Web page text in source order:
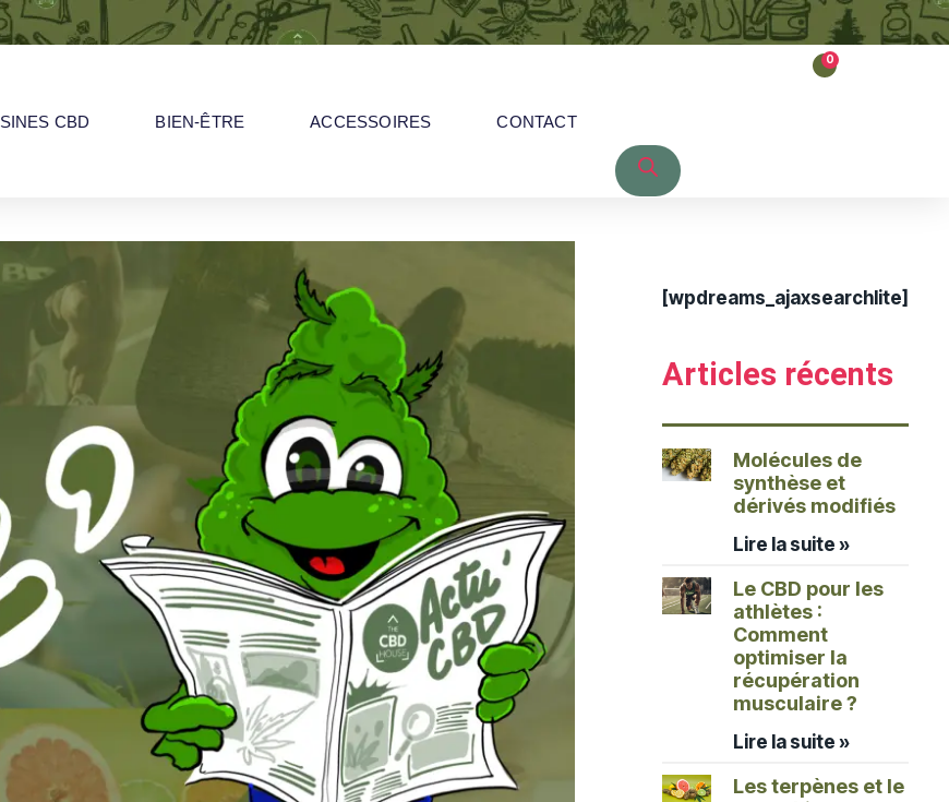
CBD BIEN-ÊTRE ACCESSOIRES CONTACT
0
[wpdreams_ajaxsearchlite]
Articles récents
Molécules de
synthèse et
dérivés modifiés
Lire la suite »
Le CBD pour les
athlètes :
Comment
optimiser la
récupération
musculaire ?
Lire la suite »
Les terpènes et le